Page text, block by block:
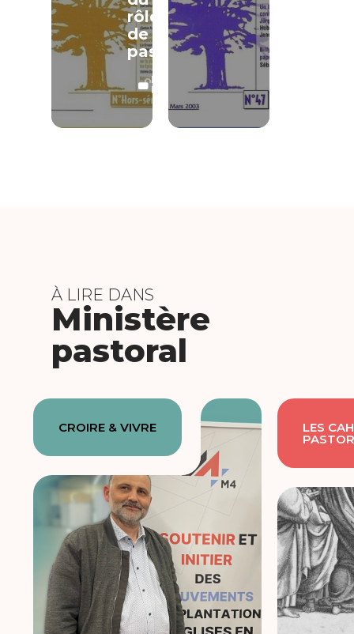
rôle
de
pasteur
LECTURE
LIBRE
À LIRE DANS
Ministère
pastoral
CROIRE & VIVRE LES